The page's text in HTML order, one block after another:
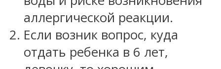
аллергической реакции.
Если возник вопрос, куда
отдать ребенка в 6 лет,